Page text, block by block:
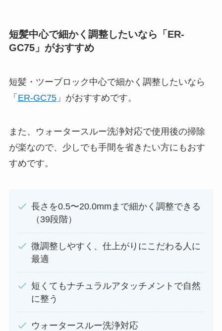
短髪中心で細かく調整したいなら「ER-
GC75」がおすすめ
短髪・ツーブロック中心で細かく調整したいなら
「 ER-GC75」がおすすめです。
また、ウォータースルー洗浄対応で使用後の掃除
が楽なので、少しでも手間を省きたい方にもおす
すめです。
長さを0.5〜20.0mmまで細かく調整できる
（39段階）
微調整しやすく、仕上がりにこだわる人に
最適
短くてもナチュラルアタッチメントで自然
に整う
ウォータースルー洗浄対応